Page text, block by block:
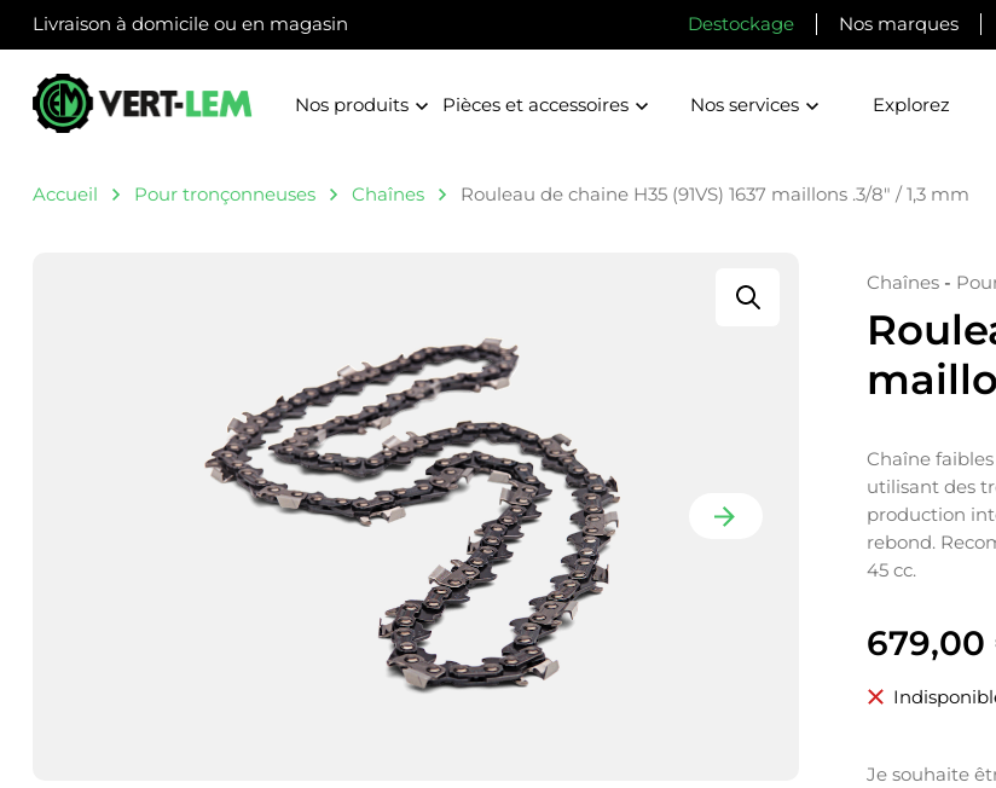
Livraison à domicile ou en magasin Destockage Nos marques
Nos produits Pièces et accessoires Nos services Explorez
Accueil Pour tronçonneuses Chaînes Rouleau de chaine H35 (91VS) 1637 maillons .3/8″ / 1,3 mm
Chaînes -
Chaîne
utilisant des
production
rebond.
45 cc.
679,00
Je souhaite